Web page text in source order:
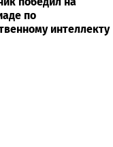
по
интеллекту